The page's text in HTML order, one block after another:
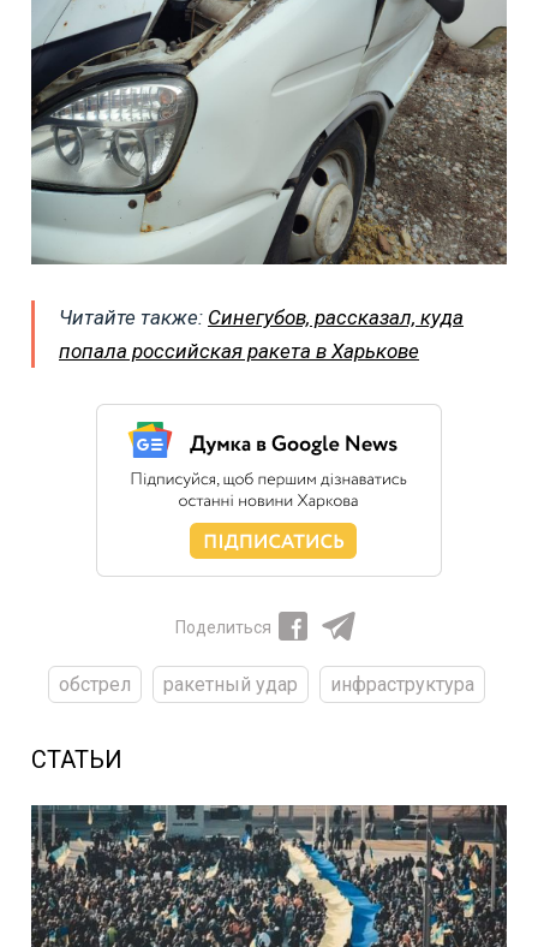
Читайте также: Синегубов, рассказал, куда
попала российская ракета в Харькове
Поделиться
обстрел ракетный удар инфраструктура
СТАТЬИ